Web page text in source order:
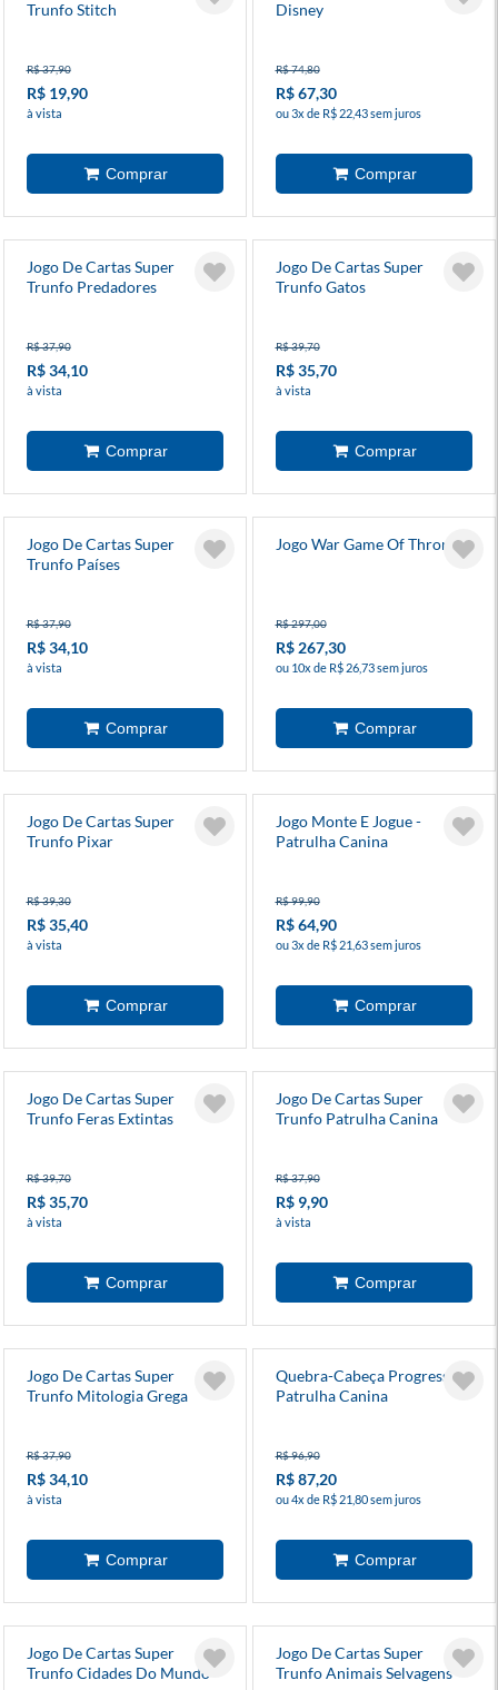
Trunfo Stitch
R$ 37,90
R$ 19,90
à vista
Disney
R$ 74,80
R$ 67,30
ou 3x de R$ 22,43 sem juros
Jogo De Cartas Super
Trunfo Predadores
R$ 37,90
R$ 34,10
à vista
Jogo De Cartas Super
Trunfo Gatos
R$ 39,70
R$ 35,70
à vista
Jogo De Cartas Super
Trunfo Países
R$ 37,90
R$ 34,10
à vista
Jogo War Game Of Thrones
R$ 297,00
R$ 267,30
ou 10x de R$ 26,73 sem juros
Jogo De Cartas Super
Trunfo Pixar
R$ 39,30
R$ 35,40
à vista
Jogo Monte E Jogue -
Patrulha Canina
R$ 99,90
R$ 64,90
ou 3x de R$ 21,63 sem juros
Jogo De Cartas Super
Trunfo Feras Extintas
R$ 39,70
R$ 35,70
à vista
Jogo De Cartas Super
Trunfo Patrulha Canina
R$ 37,90
R$ 9,90
à vista
Jogo De Cartas Super
Trunfo Mitologia Grega
R$ 37,90
R$ 34,10
à vista
Quebra-Cabeça Progressivo
Patrulha Canina
R$ 96,90
R$ 87,20
ou 4x de R$ 21,80 sem juros
Jogo De Cartas Super
Trunfo Cidades Do Mundo
Jogo De Cartas Super
Trunfo Animais Selvagens